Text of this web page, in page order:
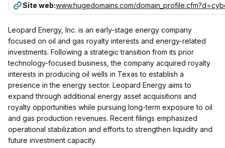
Site web:www.hugedomains.com/
Leopard Energy, Inc. is an early-stage energy company
focused on oil and gas royalty interests and energy-related
investments. Following a strategic transition from its prior
technology-focused business, the company acquired royalty
interests in producing oil wells in Texas to establish a
presence in the energy sector. Leopard Energy aims to
expand through additional energy asset acquisitions and
royalty opportunities while pursuing long-term exposure to oil
and gas production revenues. Recent filings emphasized
operational stabilization and efforts to strengthen liquidity and
future investment capacity.